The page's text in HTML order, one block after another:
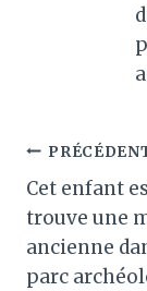
de
l’article
Cet enfant
trouve une
ancienne
parc